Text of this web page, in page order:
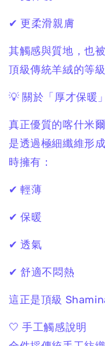
✔ 更柔滑親膚
其觸感與質地，也
頂級傳統羊絨的等級
💡 關於「厚才保暖
真正優質的喀什米
是透過極細纖維形
時擁有：
✔ 輕薄
✔ 保暖
✔ 透氣
✔ 舒適不悶熱
這正是頂級
🤍 手工觸感說明